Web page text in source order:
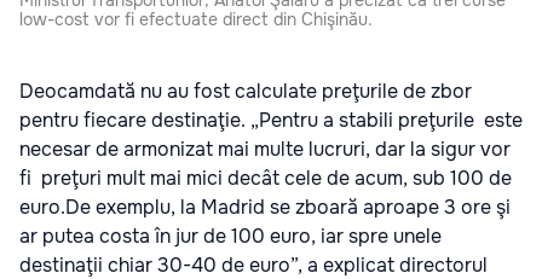
low-cost vor fi efectuate direct din Chişinău.
Deocamdată nu au fost calculate preţurile de zbor
pentru fiecare destinaţie. „Pentru a stabili preţurile este
necesar de armonizat mai multe lucruri, dar la sigur vor
fi preţuri mult mai mici decât cele de acum, sub 100 de
euro.De exemplu, la Madrid se zboară aproape 3 ore şi
ar putea costa în jur de 100 euro, iar spre unele
destinaţii chiar 30-40 de euro”, a explicat directorul